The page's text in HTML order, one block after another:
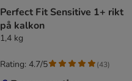
Perfect Fit Sensitive 1+ rikt
på kalkon
1,4 kg
Rating: 4.7/5 (43)